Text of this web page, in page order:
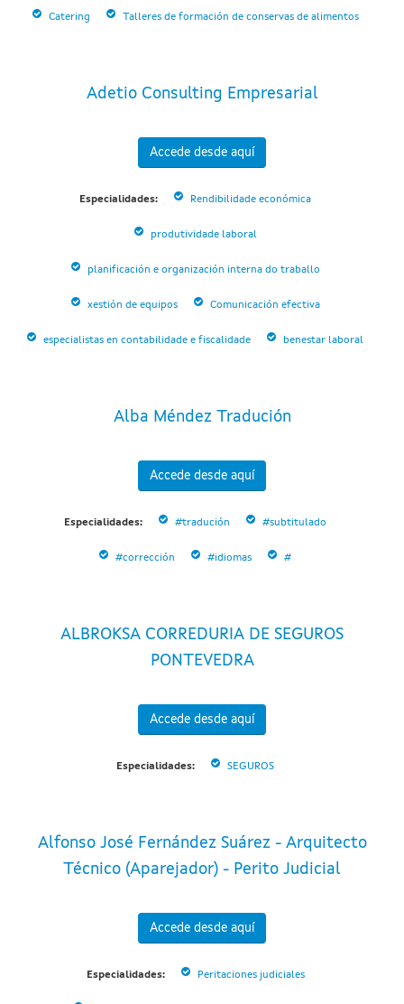
Catering Talleres de formación de conservas de alimentos
Adetio Consulting Empresarial
Accede desde aquí
Especialidades: Rendibilidade económica
produtividade laboral
planificación e organización interna do traballo
xestión de equipos Comunicación efectiva
especialistas en contabilidade e fiscalidade benestar laboral
Alba Méndez Tradución
Accede desde aquí
Especialidades: #tradución #subtitulado
#corrección #idiomas #
ALBROKSA CORREDURIA DE SEGUROS
PONTEVEDRA
Accede desde aquí
Especialidades: SEGUROS
Alfonso José Fernández Suárez - Arquitecto
Técnico (Aparejador) - Perito Judicial
Accede desde aquí
Especialidades: Peritaciones judiciales